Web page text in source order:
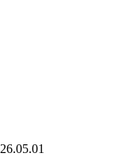
26.05.01